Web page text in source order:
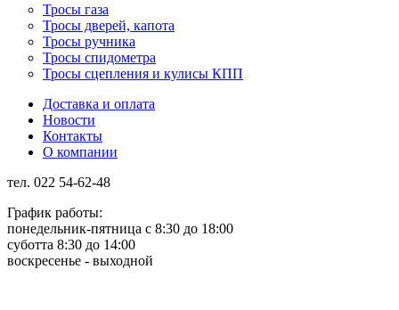
Тросы газа
Тросы дверей, капота
Тросы ручника
Тросы спидометра
Тросы сцепления и кулисы КПП
Доставка и оплата
Новости
Контакты
О компании
тел. 022 54-62-48
График работы:
понедельник-пятница с 8:30 до 18:00
суботта 8:30 до 14:00
воскресенье - выходной